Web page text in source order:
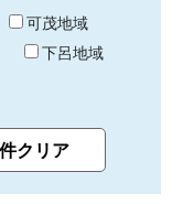
可茂地域
下呂地域